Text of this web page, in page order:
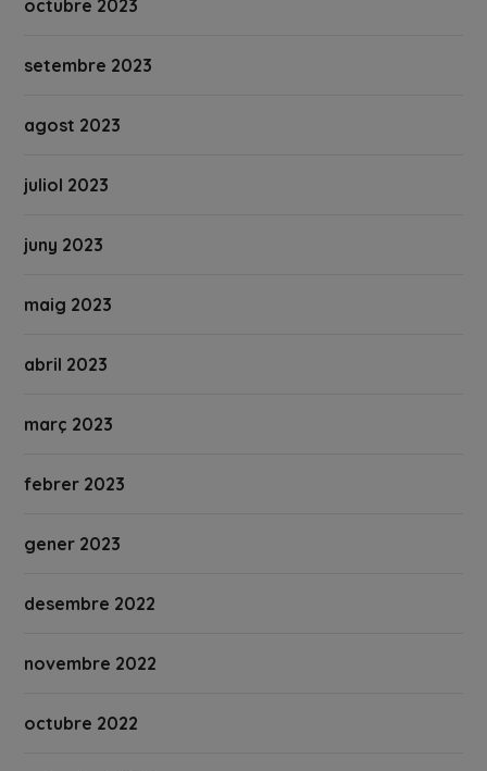
octubre 2023
setembre 2023
agost 2023
juliol 2023
juny 2023
maig 2023
abril 2023
març 2023
febrer 2023
gener 2023
desembre 2022
novembre 2022
octubre 2022